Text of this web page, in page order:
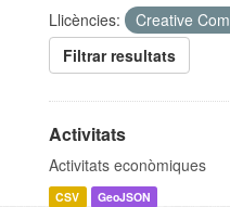
Llicències:
Creative
Filtrar resultats
Activitats
Activitats econòmiques
CSV GeoJSON